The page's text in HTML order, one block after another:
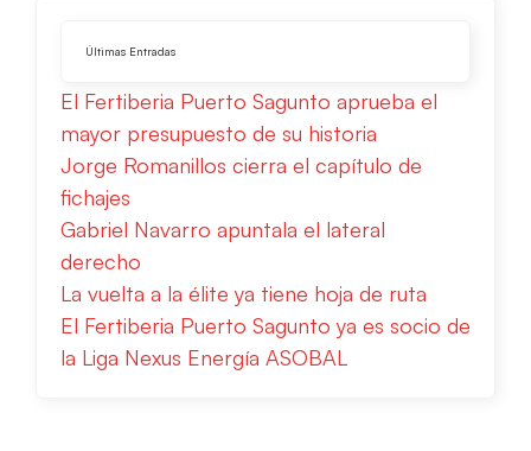
Últimas Entradas
El Fertiberia Puerto Sagunto aprueba el
mayor presupuesto de su historia
Jorge Romanillos cierra el capítulo de
fichajes
Gabriel Navarro apuntala el lateral
derecho
La vuelta a la élite ya tiene hoja de ruta
El Fertiberia Puerto Sagunto ya es socio de
la Liga Nexus Energía ASOBAL